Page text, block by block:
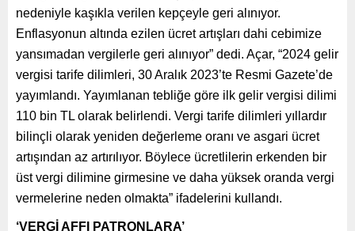
nedeniyle kaşıkla verilen kepçeyle geri alınıyor.
Enflasyonun altında ezilen ücret artışları dahi cebimize
yansımadan vergilerle geri alınıyor” dedi. Açar, “2024 gelir
vergisi tarife dilimleri, 30 Aralık 2023’te Resmi Gazete’de
yayımlandı. Yayımlanan tebliğe göre ilk gelir vergisi dilimi
110 bin TL olarak belirlendi. Vergi tarife dilimleri yıllardır
bilinçli olarak yeniden değerleme oranı ve asgari ücret
artışından az artırılıyor. Böylece ücretlilerin erkenden bir
üst vergi dilimine girmesine ve daha yüksek oranda vergi
vermelerine neden olmakta” ifadelerini kullandı.
‘VERGİ AFFI PATRONLARA’